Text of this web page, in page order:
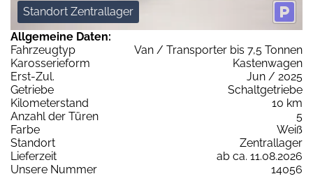
Standort Zentrallager
Allgemeine Daten:
Fahrzeugtyp
Van / Transporter bis 7,5 Tonnen
Karosserieform
Kastenwagen
Erst-Zul.
Jun / 2025
Getriebe
Schaltgetriebe
Kilometerstand
10 km
Anzahl der Türen
5
Farbe
Weiß
Standort
Zentrallager
Lieferzeit
ab ca. 11.08.2026
Unsere Nummer
14056